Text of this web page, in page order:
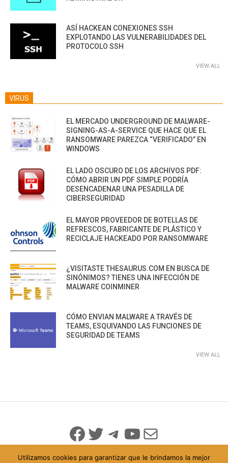
ASÍ HACKEAN CONEXIONES SSH
EXPLOTANDO LAS VULNERABILIDADES DEL
PROTOCOLO SSH
VIEW ALL
VIRUS
EL MERCADO UNDERGROUND DE MALWARE-
SIGNING-AS-A-SERVICE QUE HACE QUE EL
RANSOMWARE PAREZCA “VERIFICADO” EN
WINDOWS
EL LADO OSCURO DE LOS ARCHIVOS PDF:
CÓMO ABRIR UN PDF SIMPLE PODRÍA
DESENCADENAR UNA PESADILLA DE
CIBERSEGURIDAD
EL MAYOR PROVEEDOR DE BOTELLAS DE
REFRESCOS, FABRICANTE DE PLÁSTICO Y
RECICLAJE HACKEADO POR RANSOMWARE
¿VISITASTE THESAURUS.COM EN BUSCA DE
SINÓNIMOS? TIENES UNA INFECCIÓN DE
MALWARE COINMINER
CÓMO ENVIAN MALWARE A TRAVÉS DE
TEAMS, ESQUIVANDO LAS FUNCIONES DE
SEGURIDAD DE TEAMS
VIEW ALL
Facebook
Twitter
Telegram
YouTube
Mail
Utilizamos cookies para garantizar que le brindamos la mejor